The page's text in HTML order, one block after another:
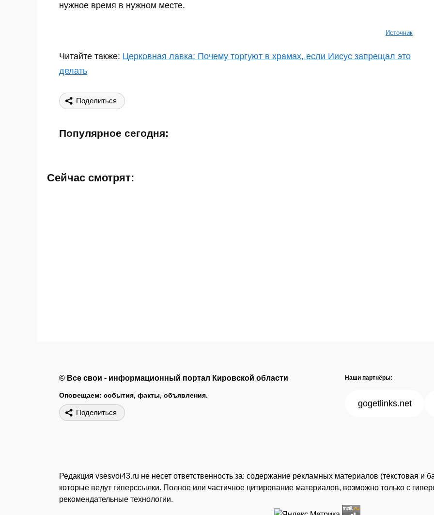
нужное время в нужном месте.
Источник
Читайте также: Церковная лавка: Почему торгуют в храмах, если Иисус запрещал это
делать
Поделиться
Популярное сегодня:
Сейчас смотрят:
© Все свои - информационный портал Кировской области
Оповещаем: события, факты, объявления.
Поделиться
Наши партнёры:
gogetlinks.net
Редакция vsesvoi43.ru не несет ответственность за: содержание рекламных материалов (текстовая и
которые ведут гиперссылки. Полное или частичное цитирование материалов, возможно только с
рекомендательные технологии.